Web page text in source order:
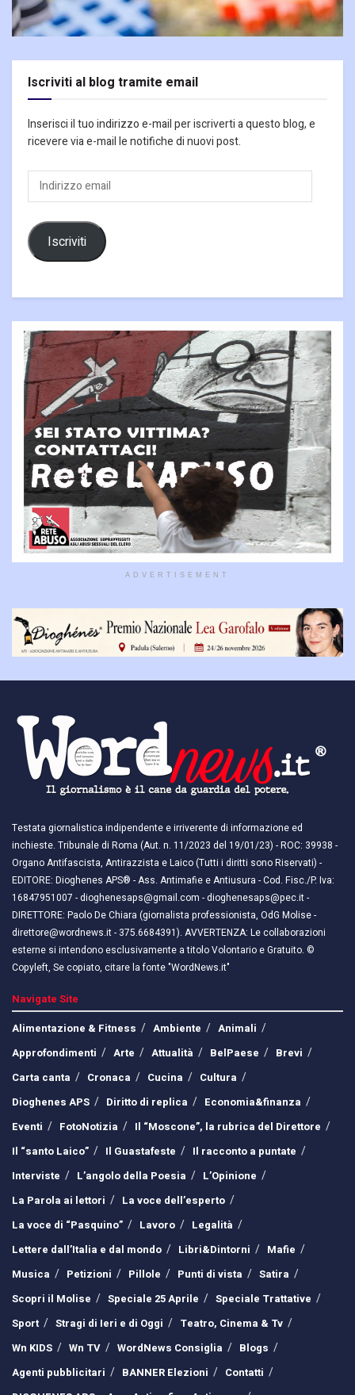
Iscriviti al blog tramite email
Inserisci il tuo indirizzo e-mail per iscriverti a questo blog, e
ricevere via e-mail le notifiche di nuovi post.
Indirizzo
email
Iscriviti
ADVERTISEMENT
Testata giornalistica indipendente e irriverente di informazione ed
inchieste. Tribunale di Roma (Aut. n. 11/2023 del 19/01/23) - ROC: 39938 -
Organo Antifascista, Antirazzista e Laico (Tutti i diritti sono Riservati) -
EDITORE: Dioghenes APS® - Ass. Antimafie e Antiusura - Cod. Fisc./P. Iva:
16847951007 - dioghenesaps@gmail.com - dioghenesaps@pec.it - ​​
DIRETTORE: Paolo De Chiara (giornalista professionista, OdG Molise -
direttore@wordnews.it - ​​375.6684391). AVVERTENZA: Le collaborazioni
esterne si intendono esclusivamente a titolo Volontario e Gratuito. ©
Copyleft, Se copiato, citare la fonte "WordNews.it"
Navigate Site
Alimentazione & Fitness
Ambiente
Animali
Approfondimenti
Arte Attualità BelPaese
Brevi
Carta canta
Cronaca Cucina
Cultura
Dioghenes APS
Diritto di replica
Economia&finanza
Eventi
FotoNotizia
Il “Moscone”, la rubrica del Direttore
Il “santo Laico”
Il Guastafeste
Il racconto a puntate
Interviste
L’angolo della Poesia
L’Opinione
La Parola ai lettori
La voce dell’esperto
La voce di “Pasquino”
Lavoro
Legalità
Lettere dall’Italia e dal mondo
Libri&Dintorni
Mafie
Musica
Petizioni Pillole Punti di vista
Satira
Scopri il Molise
Speciale 25 Aprile
Speciale Trattative
Sport
Stragi di Ieri e di Oggi
Teatro, Cinema & Tv
Wn KIDS
Wn TV WordNews Consiglia
Blogs
Agenti pubblicitari
BANNER Elezioni
Contatti